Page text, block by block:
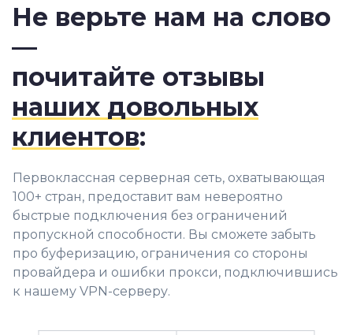
Не верьте нам на слово
—
почитайте отзывы
наших довольных
клиентов:
Первоклассная серверная сеть, охватывающая
100+ стран, предоставит вам невероятно
быстрые подключения без ограничений
пропускной способности. Вы сможете забыть
про буферизацию, ограничения со стороны
провайдера и ошибки прокси, подключившись
к нашему VPN-серверу.